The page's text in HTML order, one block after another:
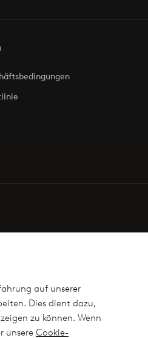
auf unserer
Dies dient dazu,
zu können. Wenn
unsere Cookie-